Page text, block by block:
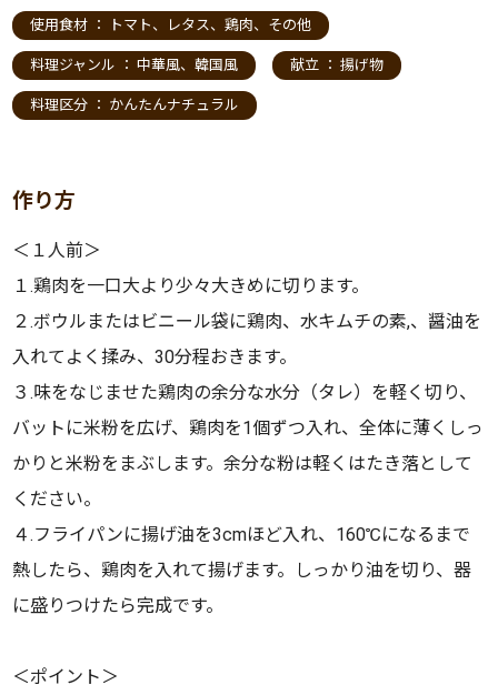
使用食材 ： トマト 、 レタス 、鶏肉、 その他
料理ジャンル ：中華風、韓国風 献立 ：揚げ物
料理区分 ： かんたんナチュラル
作り方
＜１人前＞
１.鶏肉を一口大より少々大きめに切ります。
２.ボウルまたはビニール袋に鶏肉、水キムチの素,、醤油を
入れてよく揉み、30分程おきます。
３.味をなじませた鶏肉の余分な水分（タレ）を軽く切り、
バットに米粉を広げ、鶏肉を1個ずつ入れ、全体に薄くしっ
かりと米粉をまぶします。余分な粉は軽くはたき落として
ください。
４.フライパンに揚げ油を3cmほど入れ、160℃になるまで
熱したら、鶏肉を入れて揚げます。しっかり油を切り、器
に盛りつけたら完成です。
＜ポイント＞